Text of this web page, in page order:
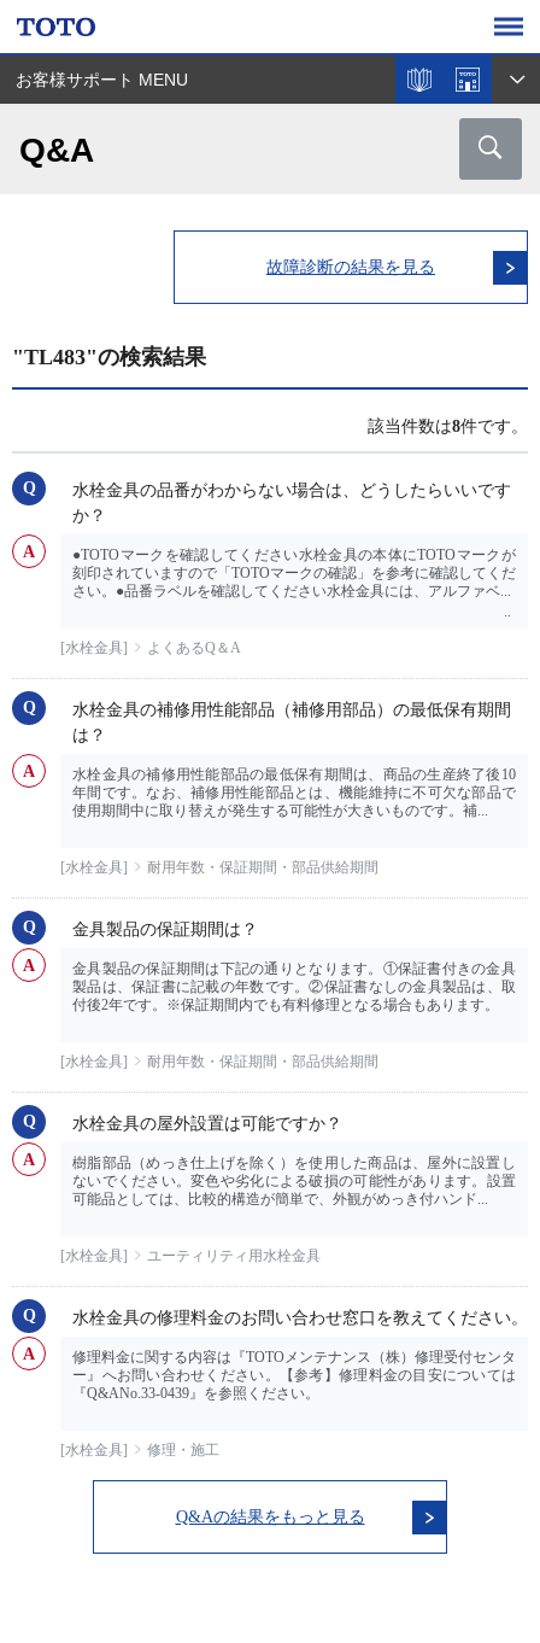
お客様サポート MENU
Q&A
故障診断の結果を見る
"TL483"の検索結果
該当件数は8件です。
水栓金具の品番がわからない場合は、どうしたらいいです
か？
●TOTOマークを確認してください水栓金具の本体にTOTOマークが
刻印されていますので「TOTOマークの確認」を参考に確認してくだ
さい。●品番ラベルを確認してください水栓金具には、アルファベ...
[水栓金具] よくあるQ＆A
水栓金具の補修用性能部品（補修用部品）の最低保有期間
は？
水栓金具の補修用性能部品の最低保有期間は、商品の生産終了後10
年間です。なお、補修用性能部品とは、機能維持に不可欠な部品で
使用期間中に取り替えが発生する可能性が大きいものです。補...
[水栓金具] 耐用年数・保証期間・部品供給期間
金具製品の保証期間は？
金具製品の保証期間は下記の通りとなります。①保証書付きの金具
製品は、保証書に記載の年数です。②保証書なしの金具製品は、取
付後2年です。※保証期間内でも有料修理となる場合もあります。
[水栓金具] 耐用年数・保証期間・部品供給期間
水栓金具の屋外設置は可能ですか？
樹脂部品（めっき仕上げを除く）を使用した商品は、屋外に設置し
ないでください。変色や劣化による破損の可能性があります。設置
可能品としては、比較的構造が簡単で、外観がめっき付ハンド...
[水栓金具] ユーティリティ用水栓金具
水栓金具の修理料金のお問い合わせ窓口を教えてください。
修理料金に関する内容は『TOTOメンテナンス（株）修理受付センタ
ー』へお問い合わせください。【参考】修理料金の目安については
『Q&ANo.33-0439』を参照ください。
[水栓金具] 修理・施工
Q&Aの結果をもっと見る